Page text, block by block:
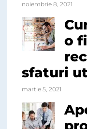
noiembrie 8, 2021
o
sfaturi
martie 5, 2021